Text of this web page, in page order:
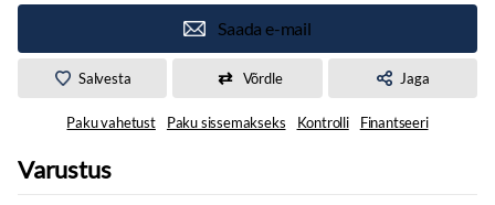
Saada e-mail
Salvesta Võrdle Jaga
Paku vahetust Paku sissemakseks Kontrolli Finantseeri
Varustus